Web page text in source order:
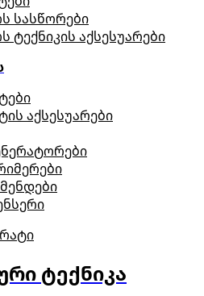
სასწორები
ტექნიკის აქსესუარები
აქსესუარები
ტექნიკა